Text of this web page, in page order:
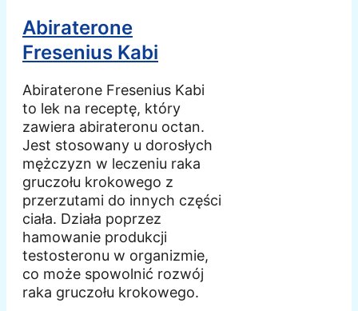
Abiraterone
Fresenius Kabi
Abiraterone Fresenius Kabi
to lek na receptę, który
zawiera abirateronu octan.
Jest stosowany u dorosłych
mężczyzn w leczeniu raka
gruczołu krokowego z
przerzutami do innych części
ciała. Działa poprzez
hamowanie produkcji
testosteronu w organizmie,
co może spowolnić rozwój
raka gruczołu krokowego.